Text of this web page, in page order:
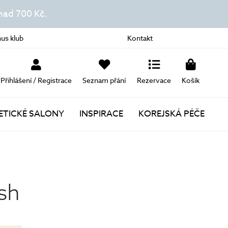
700 Kč.
klub Kontakt
Přihlášení / Registrace Seznam přání Rezervace Košík
SALONY INSPIRACE KOREJSKÁ PÉČE